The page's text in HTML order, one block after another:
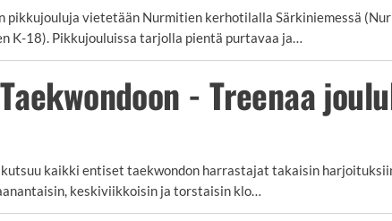
pikkujouluja vietetään Nurmitien kerhotilalla Särkiniemessä
K-18). Pikkujouluissa tarjolla pientä purtavaa ja…
- Treenaa
kutsuu kaikki entiset taekwondon harrastajat takaisin
keskiviikkoisin ja torstaisin klo…